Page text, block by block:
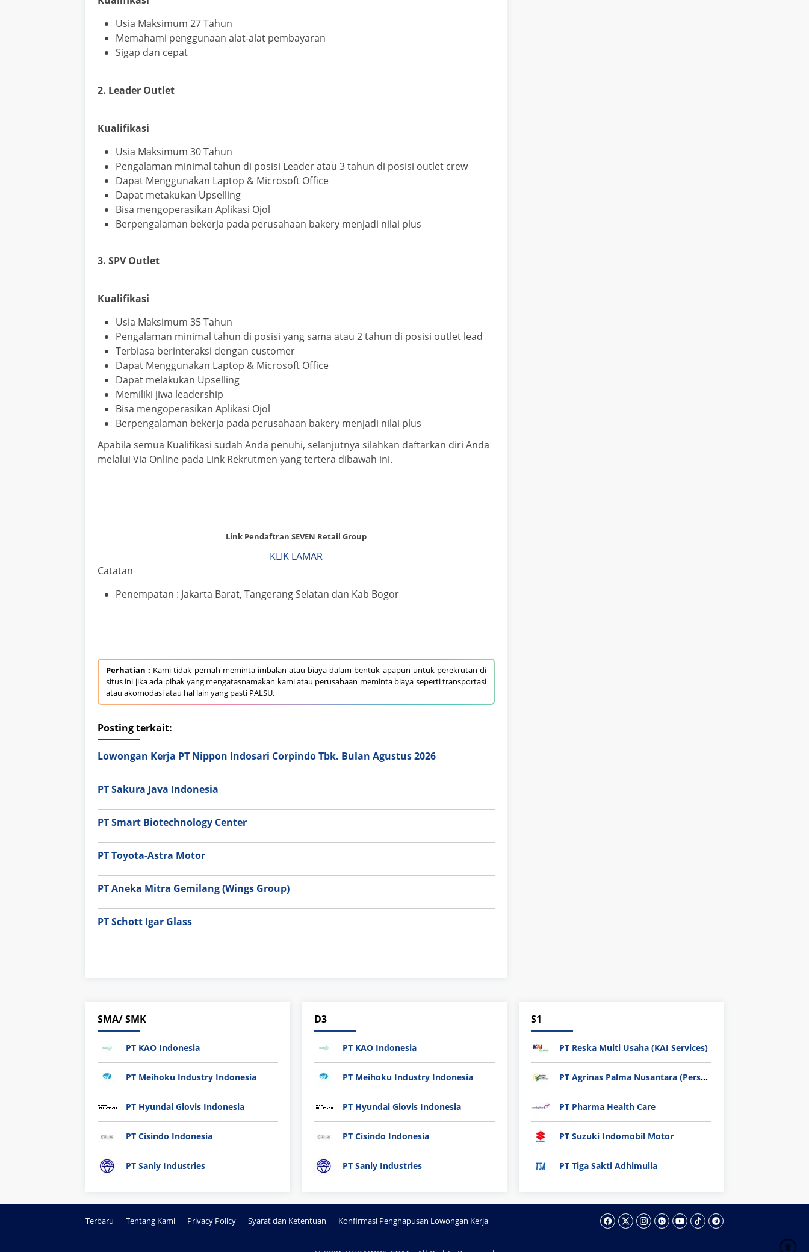
Usia Maksimum 27 Tahun
Memahami penggunaan alat-alat pembayaran
Sigap dan cepat
2. Leader Outlet
Kualifikasi
Usia Maksimum 30 Tahun
Pengalaman minimal tahun di posisi Leader atau 3 tahun di posisi outlet crew
Dapat Menggunakan Laptop & Microsoft Office
Dapat metakukan Upselling
Bisa mengoperasikan Aplikasi Ojol
Berpengalaman bekerja pada perusahaan bakery menjadi nilai plus
3. SPV Outlet
Kualifikasi
Usia Maksimum 35 Tahun
Pengalaman minimal tahun di posisi yang sama atau 2 tahun di posisi outlet lead
Terbiasa berinteraksi dengan customer
Dapat Menggunakan Laptop & Microsoft Office
Dapat melakukan Upselling
Memiliki jiwa leadership
Bisa mengoperasikan Aplikasi Ojol
Berpengalaman bekerja pada perusahaan bakery menjadi nilai plus
Apabila semua Kualifikasi sudah Anda penuhi, selanjutnya silahkan daftarkan diri Anda
melalui Via Online pada Link Rekrutmen yang tertera dibawah ini.
Link Pendaftran SEVEN Retail Group
KLIK LAMAR
Catatan
Penempatan : Jakarta Barat, Tangerang Selatan dan Kab Bogor
Perhatian : Kami tidak pernah meminta imbalan atau biaya dalam bentuk apapun untuk perekrutan di
situs ini jika ada pihak yang mengatasnamakan kami atau perusahaan meminta biaya seperti transportasi
atau akomodasi atau hal lain yang pasti PALSU.
Posting terkait:
Lowongan Kerja PT Nippon Indosari Corpindo Tbk. Bulan Agustus 2026
PT Sakura Java Indonesia
PT Smart Biotechnology Center
PT Toyota-Astra Motor
PT Aneka Mitra Gemilang (Wings Group)
PT Schott Igar Glass
SMA/ SMK
PT KAO Indonesia
PT Meihoku Industry Indonesia
PT Hyundai Glovis Indonesia
PT Cisindo Indonesia
PT Sanly Industries
D3
PT KAO Indonesia
PT Meihoku Industry Indonesia
PT Hyundai Glovis Indonesia
PT Cisindo Indonesia
PT Sanly Industries
S1
PT Reska Multi Usaha (KAI Services)
PT Agrinas Palma Nusantara (Persero)
PT Pharma Health Care
PT Suzuki Indomobil Motor
PT Tiga Sakti Adhimulia
Terbaru Tentang Kami Privacy Policy Syarat dan Ketentuan Konfirmasi Penghapusan Lowongan Kerja